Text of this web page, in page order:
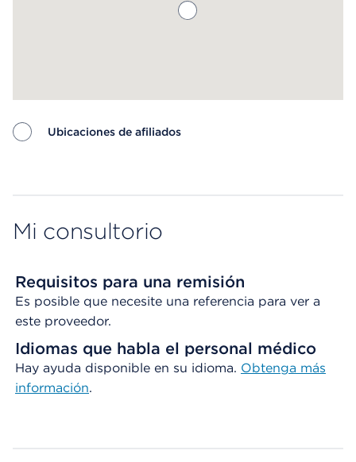
Ubicaciones de afiliados
Mi consultorio
Requisitos para una remisión
Es posible que necesite una referencia para ver a
este proveedor.
Idiomas que habla el personal médico
Hay ayuda disponible en su idioma. Obtenga más
información.